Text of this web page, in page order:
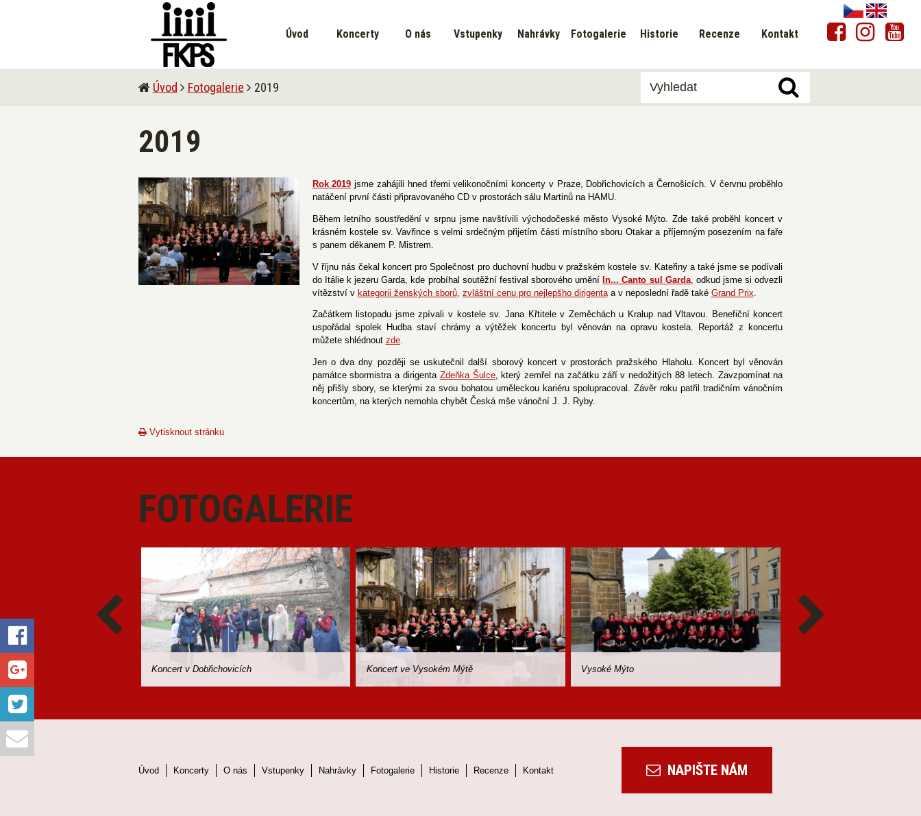
Úvod Koncerty O nás Vstupenky Nahrávky Fotogalerie Historie Recenze Kontakt
Úvod Fotogalerie 2019
2019
Rok 2019 jsme zahájili hned třemi velikonočními koncerty v Praze, Dobřichovicích a Černošicích. V červnu proběhlo
natáčení první části připravovaného CD v prostorách sálu Martinů na HAMU.
Během letního soustředění v srpnu jsme navštívili východočeské město Vysoké Mýto. Zde také proběhl koncert v
krásném kostele sv. Vavřince s velmi srdečným přijetím části místního sboru Otakar a příjemným posezením na faře
s panem děkanem P. Mistrem.
V říjnu nás čekal koncert pro Společnost pro duchovní hudbu v pražském kostele sv. Kateřiny a také jsme se podívali
do Itálie k jezeru Garda, kde probíhal soutěžní festival sborového uměníIn... Canto sul Garda, odkud jsme si odvezli
vítězství v kategorii ženských sborů, zvláštní cenu pro nejlepšho dirigentaa v neposlední řadě také Grand Prix
Začátkem listopadu jsme zpívali v kostele sv. Jana Křtitele v Zeměchách u Kralup nad Vltavou. Benefiční koncert
uspořádal spolek Hudba staví chrámy a výtěžek koncertu byl věnován na opravu kostela. Reportáž z koncertu
můžete shlédnout zde.
Jen o dva dny později se uskutečnil další sborový koncert v prostorách pražského Hlaholu. Koncert byl věnován
památce sbormistra a dirigenta Zdeňka Šulce, který zemřel na začátku září v nedožitých 88 letech. Zavzpomínat na
něj přišly sbory, se kterými za svou bohatou uměleckou kariéru spolupracoval. Závěr roku patřil tradičním vánočním
koncertům, na kterých nemohla chybět Česká mše vánoční J. J. Ryby.
Vytisknout stránku
FOTOGALERIE
Koncert v Dobřichovicích Koncert ve Vysokém Mýtě Vysoké Mýto
Úvod Koncerty O nás Vstupenky Nahrávky Fotogalerie Historie Recenze Kontakt NAPIŠTE NÁM